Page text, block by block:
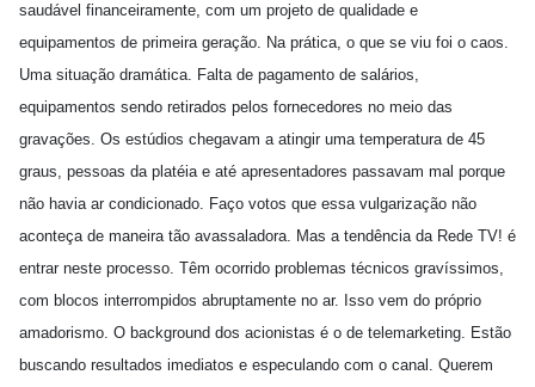
saudável financeiramente, com um projeto de qualidade e
equipamentos de primeira geração. Na prática, o que se viu foi o caos.
Uma situação dramática. Falta de pagamento de salários,
equipamentos sendo retirados pelos fornecedores no meio das
gravações. Os estúdios chegavam a atingir uma temperatura de 45
graus, pessoas da platéia e até apresentadores passavam mal porque
não havia ar condicionado. Faço votos que essa vulgarização não
aconteça de maneira tão avassaladora. Mas a tendência da Rede TV! é
entrar neste processo. Têm ocorrido problemas técnicos gravíssimos,
com blocos interrompidos abruptamente no ar. Isso vem do próprio
amadorismo. O background dos acionistas é o de telemarketing. Estão
buscando resultados imediatos e especulando com o canal. Querem